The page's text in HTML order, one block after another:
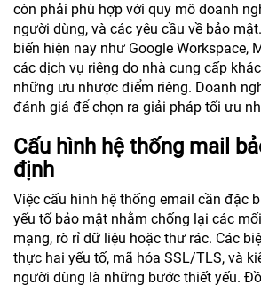
còn phải phù hợp với quy mô doanh
người dùng, và các yêu cầu về bảo
biến hiện nay như Google Workspace,
các dịch vụ riêng do nhà cung cấp
những ưu nhược điểm riêng. Doanh
đánh giá để chọn ra giải pháp tối ưu
Cấu hình hệ thống mail
định
Việc cấu hình hệ thống email cần đặc
yếu tố bảo mật nhằm chống lại các
mạng, rò rỉ dữ liệu hoặc thư rác. Các
thực hai yếu tố, mã hóa SSL/TLS, và
người dùng là những bước thiết yếu.